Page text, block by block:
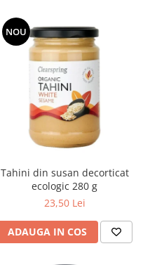
NOU
Tahini din susan decorticat
ecologic 280 g
23,50 Lei
ADAUGA IN COS